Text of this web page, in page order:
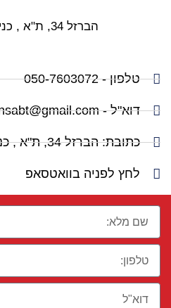
הברזל 34, ת"א , כניסה B, קומה 3
טלפון - 050-7603072
דוא"ל - Sharonsabt@gmail.com
כתובת: הברזל 34, ת"א , כניסה B, קומה 3
לחץ לפניה בוואטסאפ